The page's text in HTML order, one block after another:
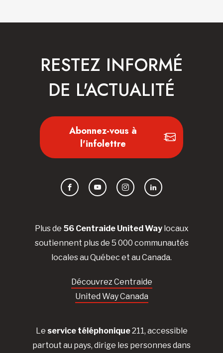
Plus de 56 Centraide United Waylocaux
soutiennent plus de 5 000 communautés
locales au Québec et au Canada.
Découvrez Centraide
United Way Canada
Le service téléphonique211, accessible
partout au pays, dirige les personnes dans
RESTEZ INFORMÉ
DE L'ACTUALITÉ
Abonnez-vous à
l'infolettre
FacebookYouTubeInstagramLinkedIn